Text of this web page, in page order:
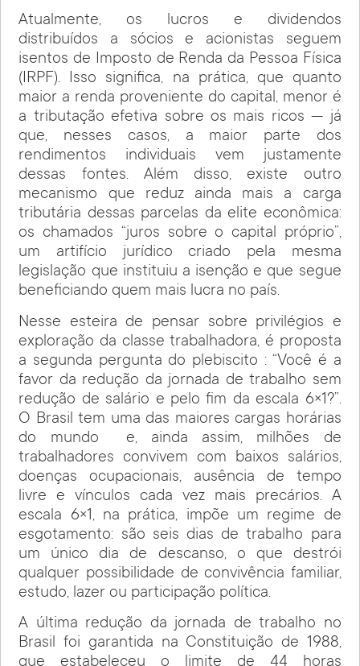
Atualmente, os lucros e dividendos
distribuídos a sócios e acionistas seguem
isentos de Imposto de Renda da Pessoa Física
(IRPF). Isso significa, na prática, que quanto
maior a renda proveniente do capital, menor é
a tributação efetiva sobre os mais ricos — já
que, nesses casos, a maior parte dos
rendimentos individuais vem justamente
dessas fontes. Além disso, existe outro
mecanismo que reduz ainda mais a carga
tributária dessas parcelas da elite econômica:
os chamados “juros sobre o capital próprio”,
um artifício jurídico criado pela mesma
legislação que instituiu a isenção e que segue
beneficiando quem mais lucra no país.
Nesse esteira de pensar sobre privilégios e
exploração da classe trabalhadora, é proposta
a segunda pergunta do plebiscito : “Você é a
favor da redução da jornada de trabalho sem
redução de salário e pelo fim da escala 6×1?”.
O Brasil tem uma das maiores cargas horárias
do mundo e, ainda assim, milhões de
trabalhadores convivem com baixos salários,
doenças ocupacionais, ausência de tempo
livre e vínculos cada vez mais precários. A
escala 6×1, na prática, impõe um regime de
esgotamento: são seis dias de trabalho para
um único dia de descanso, o que destrói
qualquer possibilidade de convivência familiar,
estudo, lazer ou participação política.
A última redução da jornada de trabalho no
Brasil foi garantida na Constituição de 1988,